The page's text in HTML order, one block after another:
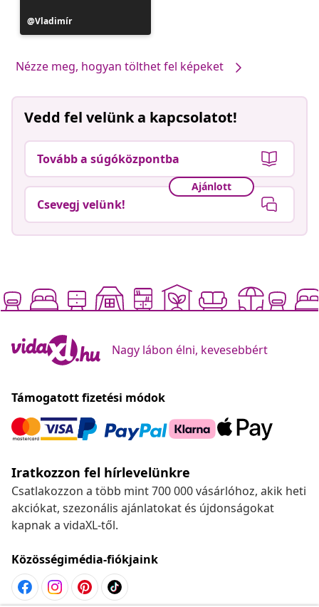
Bejegyzés
közzétevője
Vladimír
Nézze meg, hogyan tölthet fel képeket
Vedd fel velünk a kapcsolatot!
Tovább a súgóközpontba
Ajánlott
Csevegj velünk!
Nagy lábon élni, kevesebbért
Támogatott fizetési módok
Iratkozzon fel hírlevelünkre
Csatlakozzon a több mint 700 000 vásárlóhoz, akik heti
akciókat, szezonális ajánlatokat és újdonságokat
kapnak a vidaXL-től.
Közösségimédia-fiókjaink